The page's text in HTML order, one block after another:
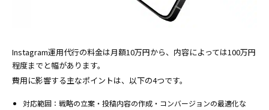
Instagram運用代行の料金は月額10万円から、内容によっては100万円
程度までと幅があります。
費用に影響する主なポイントは、以下の4つです。
対応範囲：戦略の立案・投稿内容の作成・コンバージョンの最適化な